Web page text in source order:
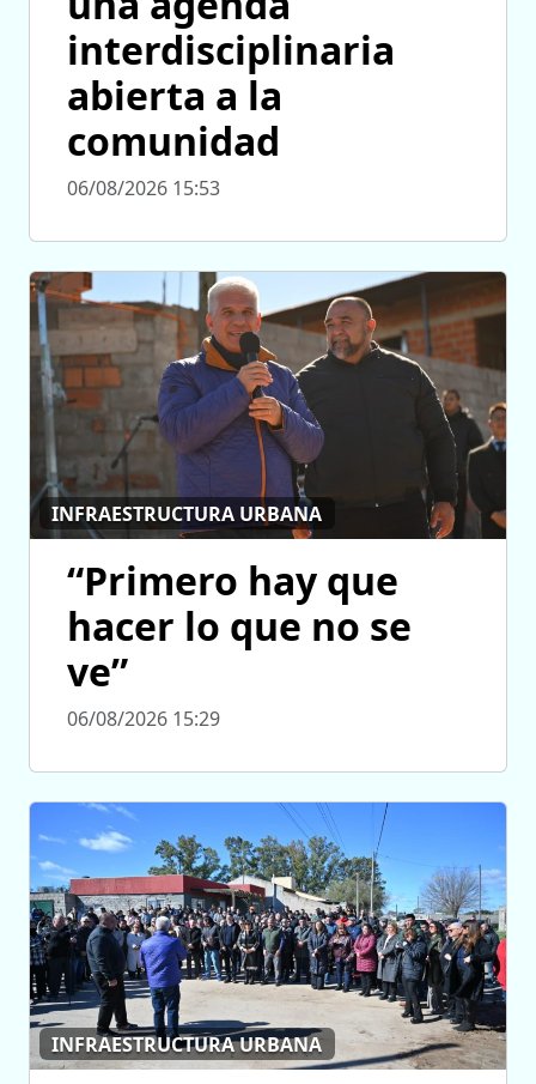
interdisciplinaria
abierta a la
comunidad
06/08/2026 15:53
INFRAESTRUCTURA URBANA
“Primero hay que
hacer lo que no se
ve”
06/08/2026 15:29
INFRAESTRUCTURA URBANA